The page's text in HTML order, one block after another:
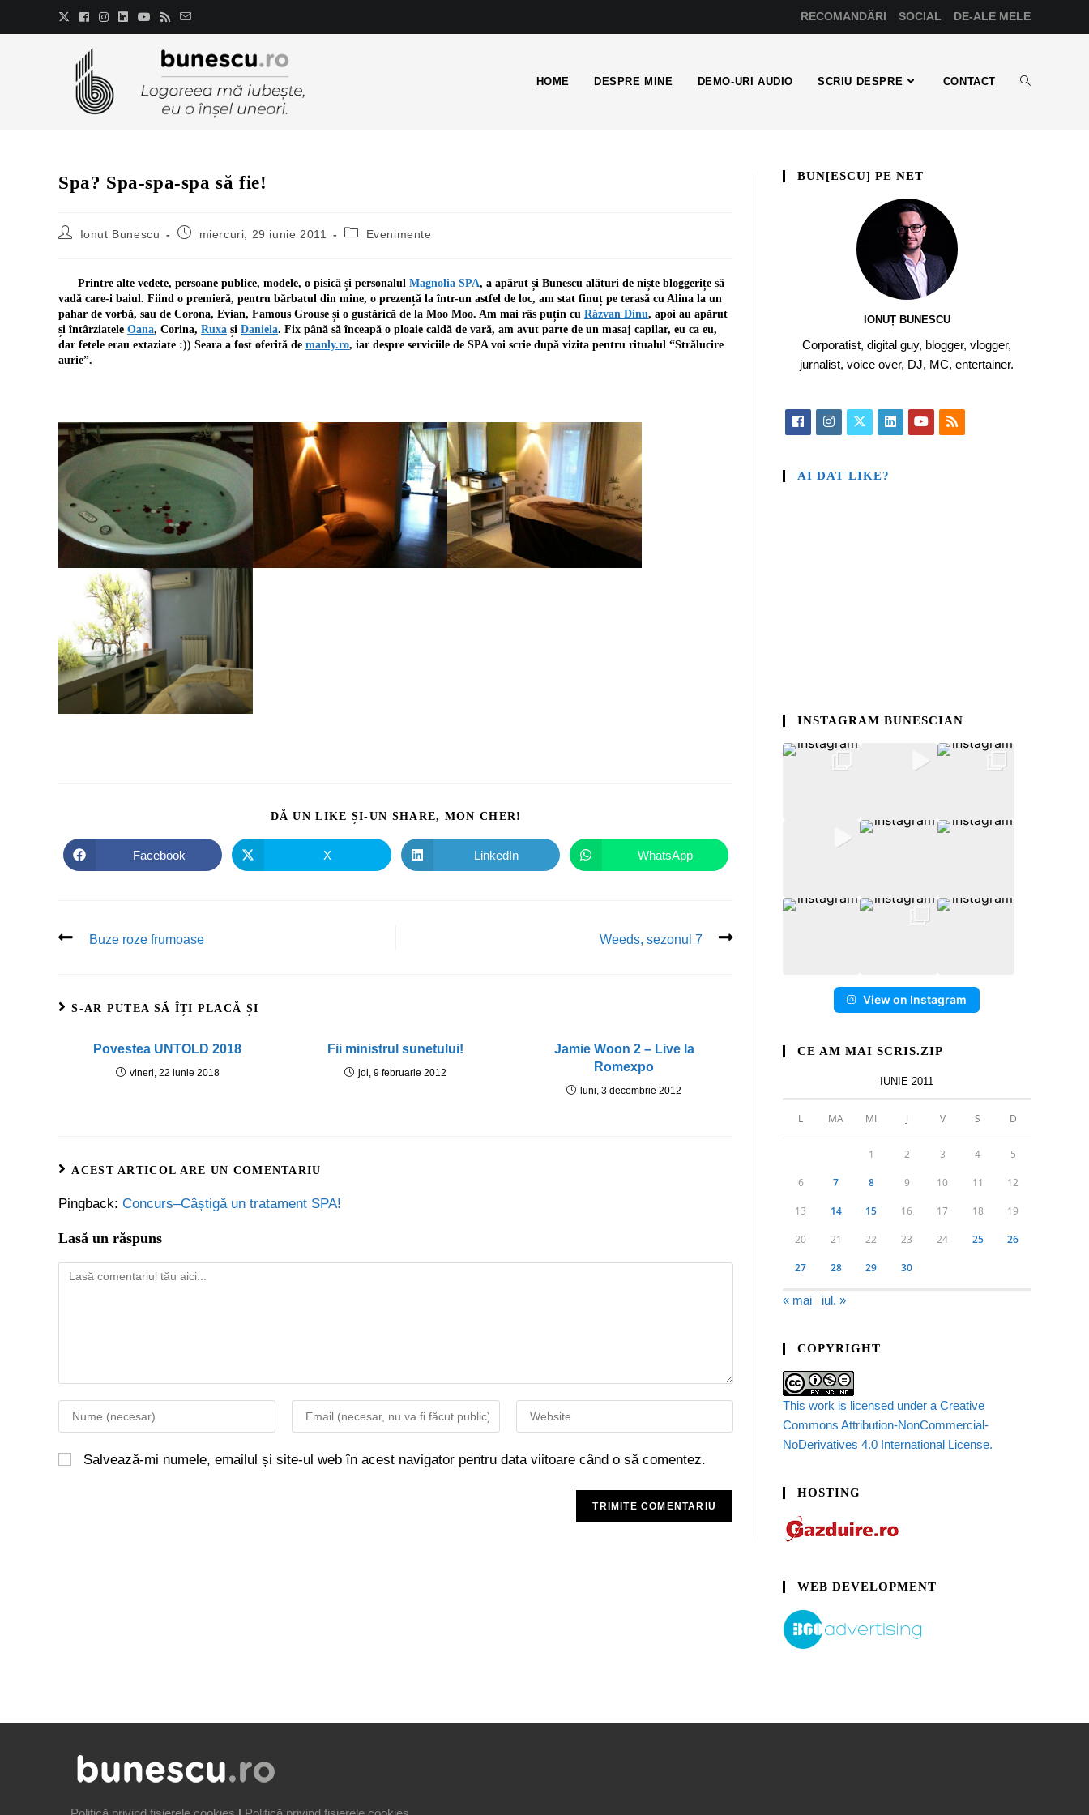
RECOMANDĂRI SOCIAL DE-ALE MELE
HOME DESPRE MINE DEMO-URI AUDIO SCRIU DESPRE CONTACT
Spa? Spa-spa-spa să fie!
Ionut Bunescu miercuri, 29 iunie 2011 Evenimente
Printre alte vedete, persoane publice, modele, o pisică și personalul Magnolia SPA, a apărut și Bunescu alături de niște bloggerițe să
vadă care-i baiul. Fiind o premieră, pentru bărbatul din mine, o prezență la într-un astfel de loc, am stat finuț pe terasă cu Alina la un
pahar de vorbă, sau de Corona, Evian, Famous Grouse și o gustărică de la Moo Moo. Am mai râs puțin cu Răzvan Dinu, apoi au apărut
și întârziatele Oana, Corina, Ruxa și Daniela. Fix până să înceapă o ploaie caldă de vară, am avut parte de un masaj capilar, eu ca eu,
dar fetele erau extaziate :)) Seara a fost oferită de manly.ro, iar despre serviciile de SPA voi scrie după vizita pentru ritualul “Strălucire
aurie”.
DĂ UN LIKE ȘI-UN SHARE, MON CHER!
Facebook X LinkedIn WhatsApp
Buze roze frumoase Weeds, sezonul 7
S-AR PUTEA SĂ ÎȚI PLACĂ ȘI
Povestea UNTOLD 2018
vineri, 22 iunie 2018
Fii ministrul sunetului!
joi, 9 februarie 2012
Jamie Woon 2 – Live la
Romexpo
luni, 3 decembrie 2012
ACEST ARTICOL ARE UN COMENTARIU
Pingback: Concurs–Câștigă un tratament SPA!
Lasă un răspuns
Salvează-mi numele, emailul și site-ul web în acest navigator pentru data viitoare când o să comentez.
BUN[ESCU] PE NET
IONUȚ BUNESCU
Corporatist, digital guy, blogger, vlogger,
jurnalist, voice over, DJ, MC, entertainer.
AI DAT LIKE?
INSTAGRAM BUNESCIAN
View on Instagram
CE AM MAI SCRIS.ZIP
IUNIE 2011
L MA MI J V S D
1 2 3 4 5
6 7 8 9 10 11 12
13 14 15 16 17 18 19
20 21 22 23 24 25 26
27 28 29 30
« mai iul. »
COPYRIGHT
This work is licensed under a Creative
Commons Attribution-NonCommercial-
NoDerivatives 4.0 International License.
HOSTING
WEB DEVELOPMENT